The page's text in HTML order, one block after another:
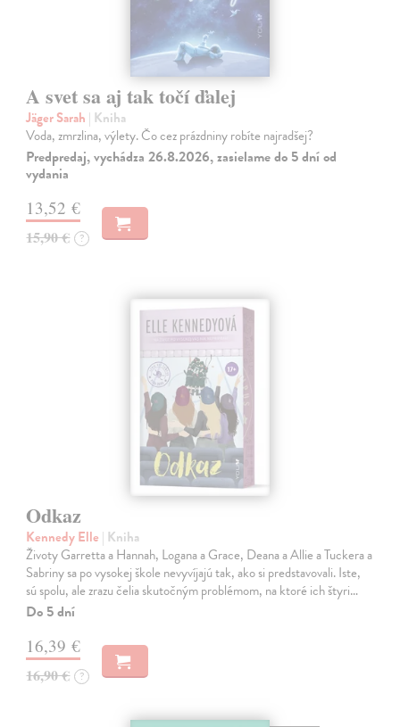
A svet sa aj tak točí ďalej
Jäger Sarah | Kniha
Voda, zmrzlina, výlety. Čo cez prázdniny robíte najradšej?
Predpredaj, vychádza 26.8.2026, zasielame do 5 dní od
vydania
13,52 €
15,90 € ?
Odkaz
Kennedy Elle | Kniha
Životy Garretta a Hannah, Logana a Grace, Deana a Allie a Tuckera a
Sabriny sa po vysokej škole nevyvíjajú tak, ako si predstavovali. Iste,
sú spolu, ale zrazu čelia skutočným problémom, na ktoré ich štyri…
Do 5 dní
16,39 €
16,90 € ?